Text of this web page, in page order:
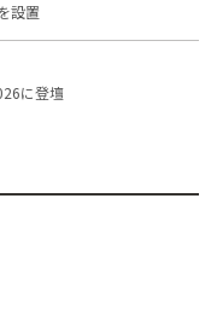
設置
に登壇